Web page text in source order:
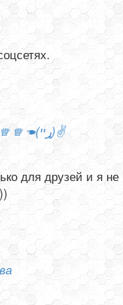
ஐ♥♕Lidiya♕♥ஐ ♥ ♕♕ ♕ ☚(ړײ)✌
для друзей и я не